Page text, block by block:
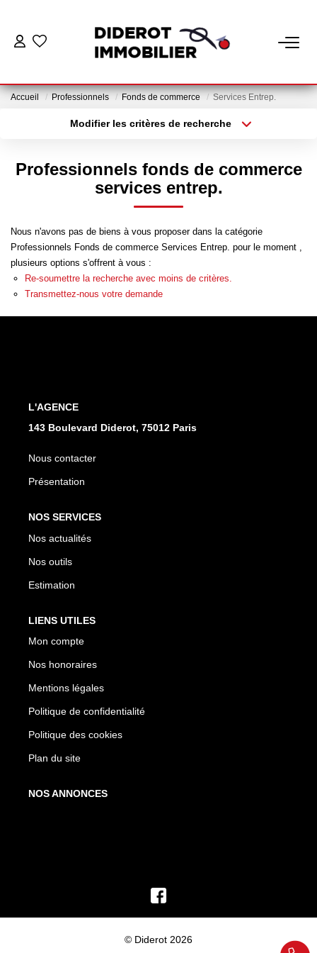
Nos Services Gestion
Espace Client Gestion
Accueil Professionnels Fonds de commerce Services Entrep.
Modifier les critères de recherche
Budget max
Professionnels fonds de commerce
services entrep.
Nous n'avons pas de biens à vous proposer dans la catégorie
Professionnels Fonds de commerce Services Entrep. pour le moment ,
plusieurs options s'offrent à vous :
Re-soumettre la recherche avec moins de critères.
Transmettez-nous votre demande
L'AGENCE
143 Boulevard Diderot, 75012 Paris
Nous contacter
Présentation
NOS SERVICES
Nos actualités
Nos outils
Estimation
LIENS UTILES
Mon compte
Nos honoraires
Mentions légales
Politique de confidentialité
Politique des cookies
Plan du site
NOS ANNONCES
© Diderot 2026